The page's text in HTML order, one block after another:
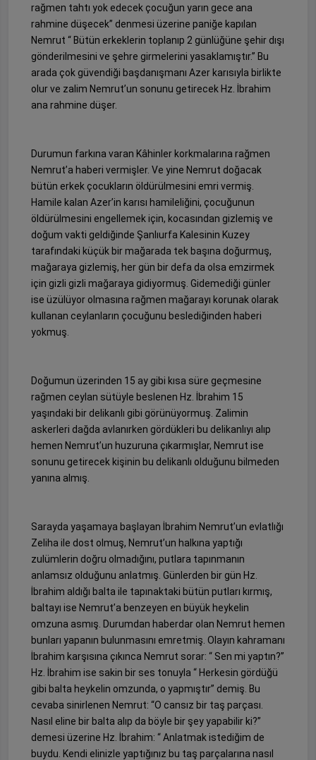
rağmen tahtı yok edecek çocuğun yarın gece ana
rahmine düşecek” denmesi üzerine paniğe kapılan
Nemrut “ Bütün erkeklerin toplanıp 2 günlüğüne şehir dışı
gönderilmesini ve şehre girmelerini yasaklamıştır.” Bu
arada çok güvendiği başdanışmanı Azer karısıyla birlikte
olur ve zalim Nemrut’un sonunu getirecek Hz. İbrahim
ana rahmine düşer.
Durumun farkına varan Kâhinler korkmalarına rağmen
Nemrut’a haberi vermişler. Ve yine Nemrut doğacak
bütün erkek çocukların öldürülmesini emri vermiş.
Hamile kalan Azer’in karısı hamileliğini, çocuğunun
öldürülmesini engellemek için, kocasından gizlemiş ve
doğum vakti geldiğinde Şanlıurfa Kalesinin Kuzey
tarafındaki küçük bir mağarada tek başına doğurmuş,
mağaraya gizlemiş, her gün bir defa da olsa emzirmek
için gizli gizli mağaraya gidiyormuş. Gidemediği günler
ise üzülüyor olmasına rağmen mağarayı korunak olarak
kullanan ceylanların çocuğunu beslediğinden haberi
yokmuş.
Doğumun üzerinden 15 ay gibi kısa süre geçmesine
rağmen ceylan sütüyle beslenen Hz. İbrahim 15
yaşındaki bir delikanlı gibi görünüyormuş. Zalimin
askerleri dağda avlanırken gördükleri bu delikanlıyı alıp
hemen Nemrut’un huzuruna çıkarmışlar, Nemrut ise
sonunu getirecek kişinin bu delikanlı olduğunu bilmeden
yanına almış.
Sarayda yaşamaya başlayan İbrahim Nemrut’un evlatlığı
Zeliha ile dost olmuş, Nemrut’un halkına yaptığı
zulümlerin doğru olmadığını, putlara tapınmanın
anlamsız olduğunu anlatmış. Günlerden bir gün Hz.
İbrahim aldığı balta ile tapınaktaki bütün putları kırmış,
baltayı ise Nemrut’a benzeyen en büyük heykelin
omzuna asmış. Durumdan haberdar olan Nemrut hemen
bunları yapanın bulunmasını emretmiş. Olayın kahramanı
İbrahim karşısına çıkınca Nemrut sorar: “ Sen mi yaptın?”
Hz. İbrahim ise sakin bir ses tonuyla “ Herkesin gördüğü
gibi balta heykelin omzunda, o yapmıştır” demiş. Bu
cevaba sinirlenen Nemrut: “O cansız bir taş parçası.
Nasıl eline bir balta alıp da böyle bir şey yapabilir ki?”
demesi üzerine Hz. İbrahim: “ Anlatmak istediğim de
buydu. Kendi elinizle yaptığınız bu taş parçalarına nasıl